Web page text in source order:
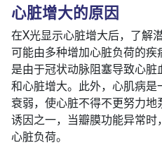
心脏增大的原因
在X光显示心脏增大后，了解
可能由多种增加心脏负荷的
是由于冠状动脉阻塞导致心
和心脏增大。此外，心肌病
衰弱，使心脏不得不更努力
诱因之一，当瓣膜功能异常
心脏负荷。